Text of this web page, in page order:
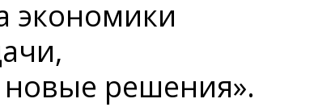
экономики
решения».